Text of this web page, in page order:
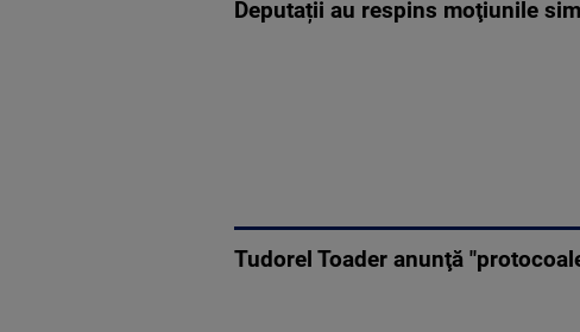
Deputații au respins moţiunile
Tudorel Toader anunţă